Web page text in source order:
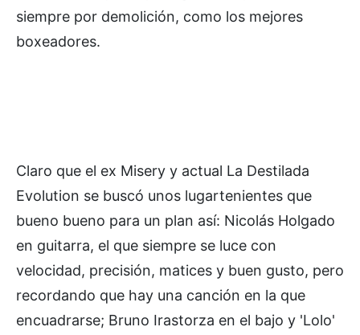
siempre por demolición, como los mejores
boxeadores.
Claro que el ex Misery y actual La Destilada
Evolution se buscó unos lugartenientes que
bueno bueno para un plan así: Nicolás Holgado
en guitarra, el que siempre se luce con
velocidad, precisión, matices y buen gusto, pero
recordando que hay una canción en la que
encuadrarse; Bruno Irastorza en el bajo y 'Lolo'